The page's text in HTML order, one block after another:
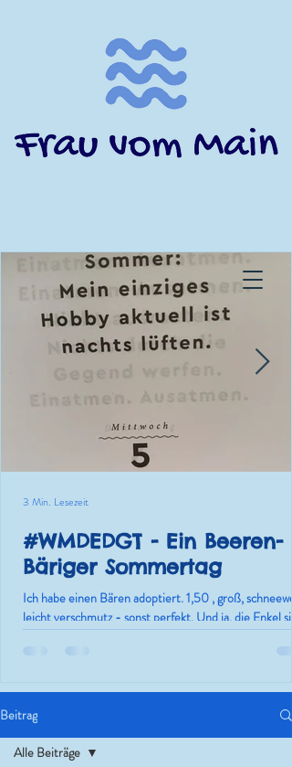
#WMDEDGT - Ein Beeren-
Bäriger Sommertag
Ich habe einen Bären adoptiert. 1,50 , groß,
leicht verschmutz - sonst perfekt. Und ja, die Enkel
3 Min. Lesezeit
Beitrag
Alle Beiträge